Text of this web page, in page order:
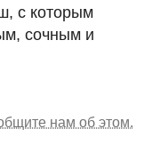
с которым
сочным и
нам об этом.